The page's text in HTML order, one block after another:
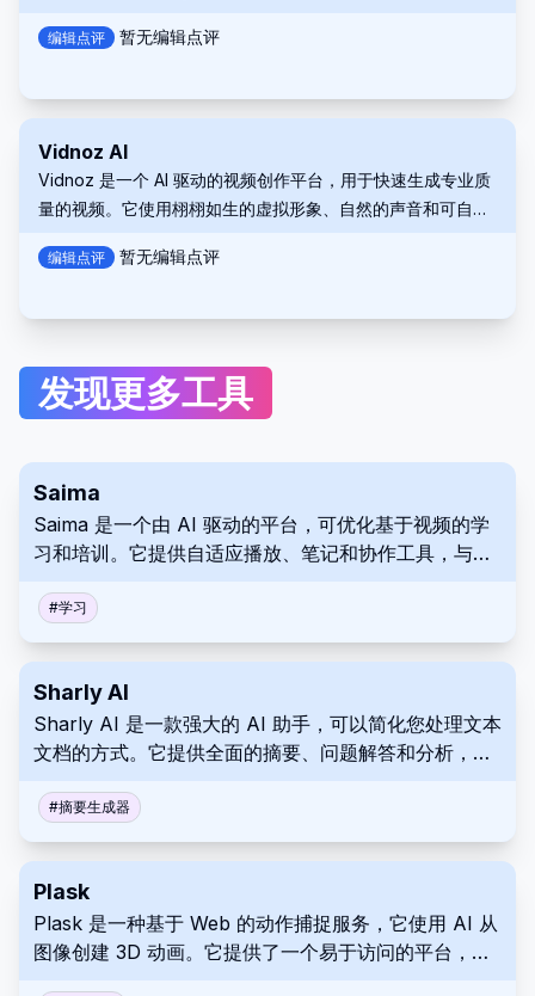
编辑点评 暂无编辑点评
Vidnoz AI
Vidnoz 是一个 AI 驱动的视频创作平台，用于快速生成专业质
量的视频。它使用栩栩如生的虚拟形象、自然的声音和可自定
编辑点评 暂无编辑点评
发现更多工具
Saima
Saima 是一个由 AI 驱动的平台，可优化基于视频的学
习和培训。它提供自适应播放、笔记和协作工具，与学
增强教育视频优化，在任何教育环境中提高理解力和记
忆力。
#学习
Sharly AI
Sharly AI 是一款强大的 AI 助手，可以简化您处理文本
文档的方式。它提供全面的摘要、问题解答和分析，以
#摘要生成器
Plask
Plask 是一种基于 Web 的动作捕捉服务，它使用 AI 从
图像创建 3D 动画。它提供了一个易于访问的平台，可